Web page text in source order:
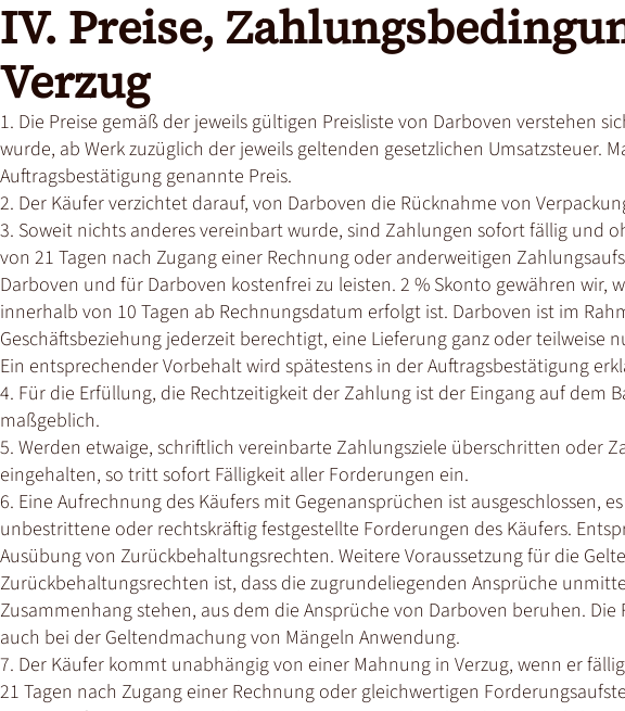
IV. Preise,
Verzug
1. Die Preise gemäß der jeweils gültigen Preisliste von Darboven verstehen
wurde, ab Werk zuzüglich der jeweils geltenden gesetzlichen Umsatzsteuer.
Auftragsbestätigung genannte Preis.
2. Der Käufer verzichtet darauf, von Darboven die Rücknahme von
3. Soweit nichts anderes vereinbart wurde, sind Zahlungen sofort fällig und
von 21 Tagen nach Zugang einer Rechnung oder anderweitigen
Darboven und für Darboven kostenfrei zu leisten. 2 % Skonto gewähren wir,
innerhalb von 10 Tagen ab Rechnungsdatum erfolgt ist. Darboven ist im
Geschäftsbeziehung jederzeit berechtigt, eine Lieferung ganz oder teilweise
Ein entsprechender Vorbehalt wird spätestens in der Auftragsbestätigung
4. Für die Erfüllung, die Rechtzeitigkeit der Zahlung ist der Eingang auf dem
maßgeblich.
5. Werden etwaige, schriftlich vereinbarte Zahlungsziele überschritten oder
eingehalten, so tritt sofort Fälligkeit aller Forderungen ein.
6. Eine Aufrechnung des Käufers mit Gegenansprüchen ist ausgeschlossen,
unbestrittene oder rechtskräftig festgestellte Forderungen des Käufers.
Ausübung von Zurückbehaltungsrechten. Weitere Voraussetzung für die
Zurückbehaltungsrechten ist, dass die zugrundeliegenden Ansprüche
Zusammenhang stehen, aus dem die Ansprüche von Darboven beruhen. Die
auch bei der Geltendmachung von Mängeln Anwendung.
7. Der Käufer kommt unabhängig von einer Mahnung in Verzug, wenn er
21 Tagen nach Zugang einer Rechnung oder gleichwertigen